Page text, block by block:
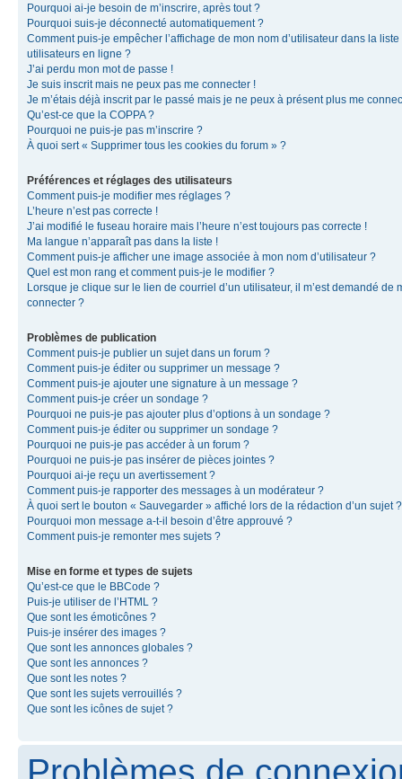
Pourquoi ai-je besoin de m’inscrire, après tout ?
Pourquoi suis-je déconnecté automatiquement ?
Comment puis-je empêcher l’affichage de mon nom d’utilisateur dans la liste
utilisateurs en ligne ?
J’ai perdu mon mot de passe !
Je suis inscrit mais ne peux pas me connecter !
Je m’étais déjà inscrit par le passé mais je ne peux à présent plus me
Qu’est-ce que la COPPA ?
Pourquoi ne puis-je pas m’inscrire ?
À quoi sert « Supprimer tous les cookies du forum » ?
Préférences et réglages des utilisateurs
Comment puis-je modifier mes réglages ?
L’heure n’est pas correcte !
J’ai modifié le fuseau horaire mais l’heure n’est toujours pas correcte !
Ma langue n’apparaît pas dans la liste !
Comment puis-je afficher une image associée à mon nom d’utilisateur ?
Quel est mon rang et comment puis-je le modifier ?
Lorsque je clique sur le lien de courriel d’un utilisateur, il m’est demandé de
connecter ?
Problèmes de publication
Comment puis-je publier un sujet dans un forum ?
Comment puis-je éditer ou supprimer un message ?
Comment puis-je ajouter une signature à un message ?
Comment puis-je créer un sondage ?
Pourquoi ne puis-je pas ajouter plus d’options à un sondage ?
Comment puis-je éditer ou supprimer un sondage ?
Pourquoi ne puis-je pas accéder à un forum ?
Pourquoi ne puis-je pas insérer de pièces jointes ?
Pourquoi ai-je reçu un avertissement ?
Comment puis-je rapporter des messages à un modérateur ?
À quoi sert le bouton « Sauvegarder » affiché lors de la rédaction d’un sujet ?
Pourquoi mon message a-t-il besoin d’être approuvé ?
Comment puis-je remonter mes sujets ?
Mise en forme et types de sujets
Qu’est-ce que le BBCode ?
Puis-je utiliser de l’HTML ?
Que sont les émoticônes ?
Puis-je insérer des images ?
Que sont les annonces globales ?
Que sont les annonces ?
Que sont les notes ?
Que sont les sujets verrouillés ?
Que sont les icônes de sujet ?
Problèmes de